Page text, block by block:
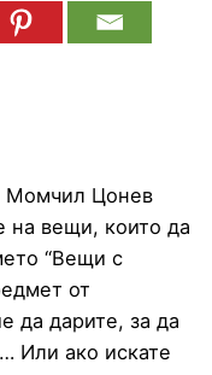
Момчил Цонев
на вещи, които да
“Вещи с
от
да дарите, за да
Или ако искате